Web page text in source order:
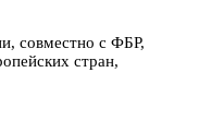
совместно с ФБР,
стран,